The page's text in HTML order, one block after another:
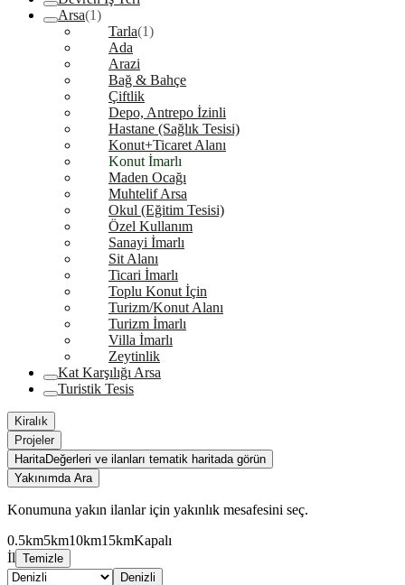
Arsa(1)
Tarla(1)
Ada
Arazi
Bağ & Bahçe
Çiftlik
Depo, Antrepo İzinli
Hastane (Sağlık Tesisi)
Konut+Ticaret Alanı
Konut İmarlı
Maden Ocağı
Muhtelif Arsa
Okul (Eğitim Tesisi)
Özel Kullanım
Sanayi İmarlı
Sit Alanı
Ticari İmarlı
Toplu Konut İçin
Turizm/Konut Alanı
Turizm İmarlı
Villa İmarlı
Zeytinlik
Kat Karşılığı Arsa
Turistik Tesis
Kiralık
Projeler
HaritaDeğerleri ve ilanları tematik haritada görün
Yakınımda Ara
Konumuna yakın ilanlar için yakınlık mesafesini seç.
0.5km5km10km15kmKapalı
İl Temizle
Denizli